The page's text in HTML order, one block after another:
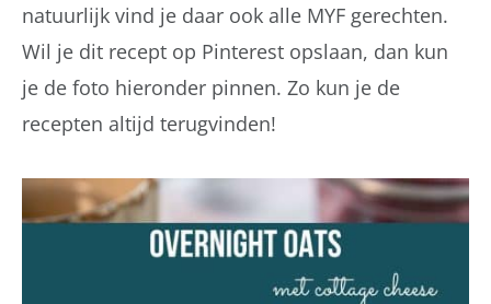
natuurlijk vind je daar ook alle MYF gerechten.
Wil je dit recept op Pinterest opslaan, dan kun
je de foto hieronder pinnen. Zo kun je de
recepten altijd terugvinden!